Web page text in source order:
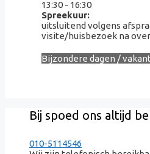
13:30 - 16:30
Spreekuur:
uitsluitend volgens
visite/huisbezoek na
Bijzondere dagen /
Bij spoed ons altijd
010-5114546